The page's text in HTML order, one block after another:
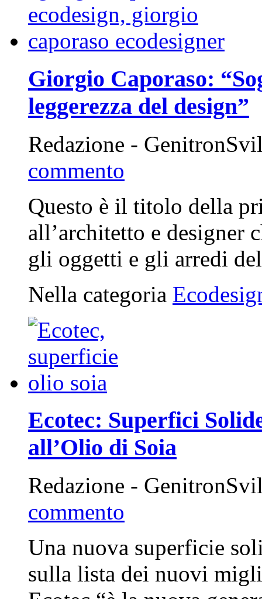
Giorgio Caporaso:
leggerezza del design”
Redazione -
commento
Questo è il titolo della
all’architetto e designer
gli oggetti e gli arredi
Nella categoria
Ecotec: Superfici
all’Olio di Soia
Redazione -
commento
Una nuova superficie
sulla lista dei nuovi